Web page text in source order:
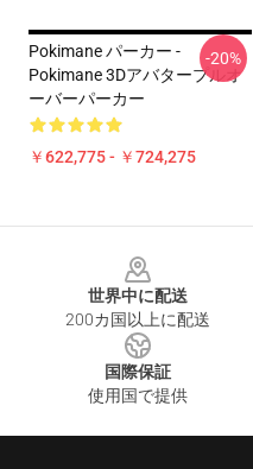
Pokimane パーカー -
Pokimane 3Dアバタープルオ
ーバーパーカー
￥622,775 - ￥724,275
-20%
世界中に配送
200カ国以上に配送
国際保証
使用国で提供